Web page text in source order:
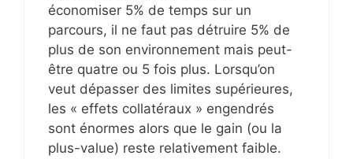
économiser 5% de temps sur un
parcours, il ne faut pas détruire 5% de
plus de son environnement mais peut-
être quatre ou 5 fois plus. Lorsqu’on
veut dépasser des limites supérieures,
les « effets collatéraux » engendrés
sont énormes alors que le gain (ou la
plus-value) reste relativement faible.